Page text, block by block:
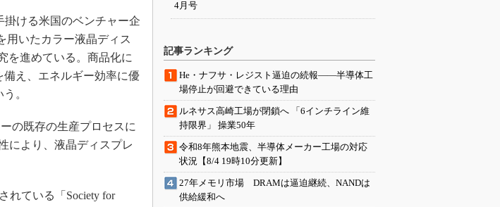
ける米国のベンチャー企
用いたカラー液晶ディス
を進めている。商品化に
え、エネルギー効率に優
。
の既存の生産プロセスに
により、液晶ディスプレ
れている「Society for
4月号
記事ランキング
He・ナフサ・レジスト逼迫の続報――半導体工
場停止が回避できている理由
ルネサス高崎工場が閉鎖へ 「6インチライン維
持限界」 操業50年
令和8年熊本地震、半導体メーカー工場の対応
状況【8/4 19時10分更新】
27年メモリ市場 DRAMは逼迫継続、NANDは
供給緩和へ